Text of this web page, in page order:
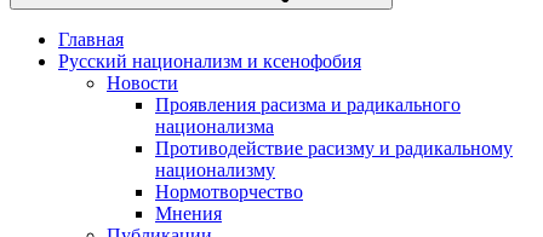
Главная
Русский национализм и ксенофобия
Новости
Проявления расизма и радикального
национализма
Противодействие расизму и радикальному
национализму
Нормотворчество
Мнения